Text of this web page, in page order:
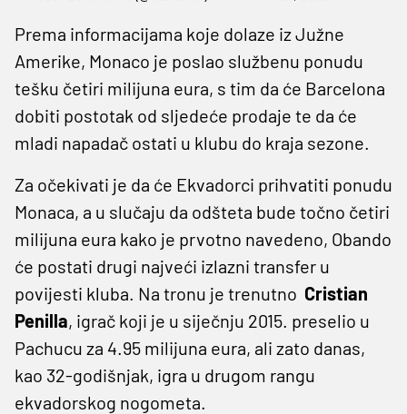
Prema informacijama koje dolaze iz Južne
Amerike, Monaco je poslao službenu ponudu
tešku četiri milijuna eura, s tim da će Barcelona
dobiti postotak od sljedeće prodaje te da će
mladi napadač ostati u klubu do kraja sezone.
Za očekivati je da će Ekvadorci prihvatiti ponudu
Monaca, a u slučaju da odšteta bude točno četiri
milijuna eura kako je prvotno navedeno, Obando
će postati drugi najveći izlazni transfer u
povijesti kluba. Na tronu je trenutno Cristian
Penilla, igrač koji je u siječnju 2015. preselio u
Pachucu za 4.95 milijuna eura, ali zato danas,
kao 32-godišnjak, igra u drugom rangu
ekvadorskog nogometa.